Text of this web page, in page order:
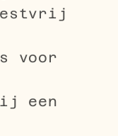
voor
een